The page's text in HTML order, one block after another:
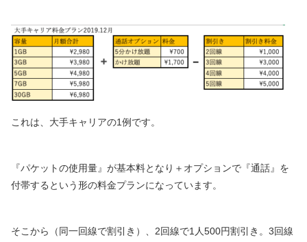
これは、大手キャリアの1例です。
『パケットの使用量』が基本料となり＋オプションで『通話』を
付帯するという形の料金プランになっています。
そこから（同一回線で割引き）、2回線で1人500円割引き。3回線